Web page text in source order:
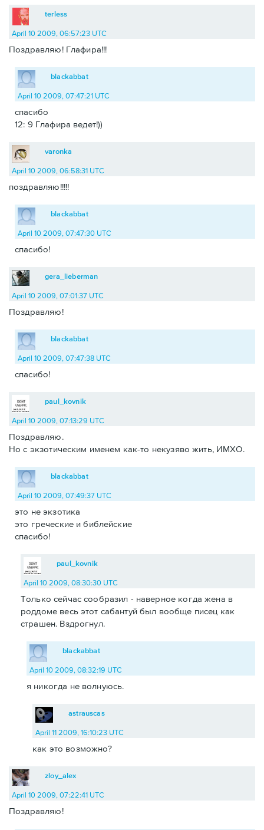
terless
April 10 2009, 06:57:23 UTC
Поздравляю! Глафира!!!
blackabbat
April 10 2009, 07:47:21 UTC
спасибо
12: 9 Глафира ведет!))
varonka
April 10 2009, 06:58:31 UTC
поздравляю!!!!!
blackabbat
April 10 2009, 07:47:30 UTC
спасибо!
gera_lieberman
April 10 2009, 07:01:37 UTC
Поздравляю!
blackabbat
April 10 2009, 07:47:38 UTC
спасибо!
paul_kovnik
April 10 2009, 07:13:29 UTC
Поздравляю.
Но с экзотическим именем как-то некузяво жить, ИМХО.
blackabbat
April 10 2009, 07:49:37 UTC
это не экзотика
это греческие и библейские
спасибо!
paul_kovnik
April 10 2009, 08:30:30 UTC
Только сейчас сообразил - наверное когда жена в
роддоме весь этот сабантуй был вообще писец как
страшен. Вздрогнул.
blackabbat
April 10 2009, 08:32:19 UTC
я никогда не волнуюсь.
astrauscas
April 11 2009, 16:10:23 UTC
как это возможно?
zloy_alex
April 10 2009, 07:22:41 UTC
Поздравляю!